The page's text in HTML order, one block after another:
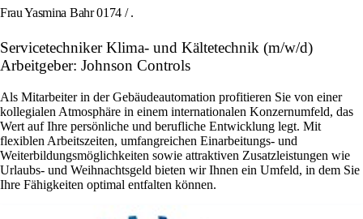
Frau Yasmina Bahr 0174 / .
Servicetechniker Klima- und Kältetechnik (m/w/d)
Arbeitgeber: Johnson Controls
Als Mitarbeiter in der Gebäudeautomation profitieren Sie von einer
kollegialen Atmosphäre in einem internationalen Konzernumfeld, das
Wert auf Ihre persönliche und berufliche Entwicklung legt. Mit
flexiblen Arbeitszeiten, umfangreichen Einarbeitungs- und
Weiterbildungsmöglichkeiten sowie attraktiven Zusatzleistungen wie
Urlaubs- und Weihnachtsgeld bieten wir Ihnen ein Umfeld, in dem Sie
Ihre Fähigkeiten optimal entfalten können.